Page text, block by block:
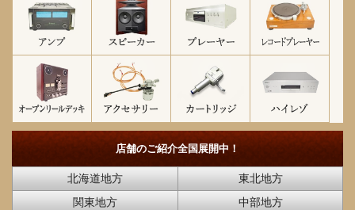
店舗のご紹介全国展開中！
北海道地方
東北地方
関東地方
中部地方